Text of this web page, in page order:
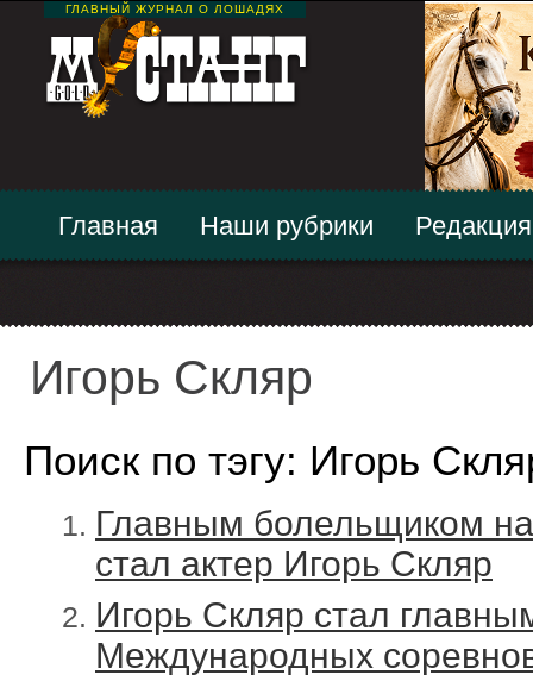
ГЛАВНЫЙ ЖУРНАЛ О ЛОШАДЯХ
Главная Наши рубрики Редакция
Игорь Скляр
Поиск по тэгу: Игорь
Главным болельщиком на
стал актер Игорь Скляр
Игорь Скляр стал
Международных